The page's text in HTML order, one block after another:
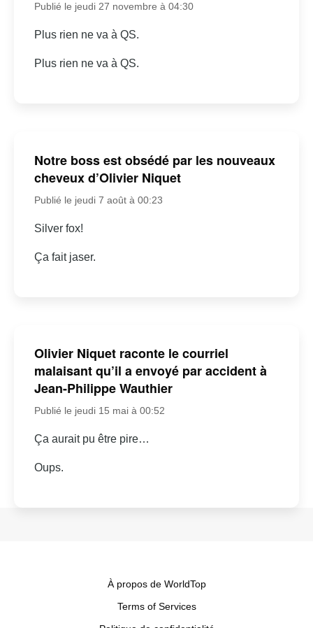
Publié le jeudi 27 novembre à 04:30
Plus rien ne va à QS.
Plus rien ne va à QS.
Notre boss est obsédé par les nouveaux
cheveux d’Olivier Niquet
Publié le jeudi 7 août à 00:23
Silver fox!
Ça fait jaser.
Olivier Niquet raconte le courriel
malaisant qu’il a envoyé par accident à
Jean-Philippe Wauthier
Publié le jeudi 15 mai à 00:52
Ça aurait pu être pire…
Oups.
À propos de WorldTop
Terms of Services